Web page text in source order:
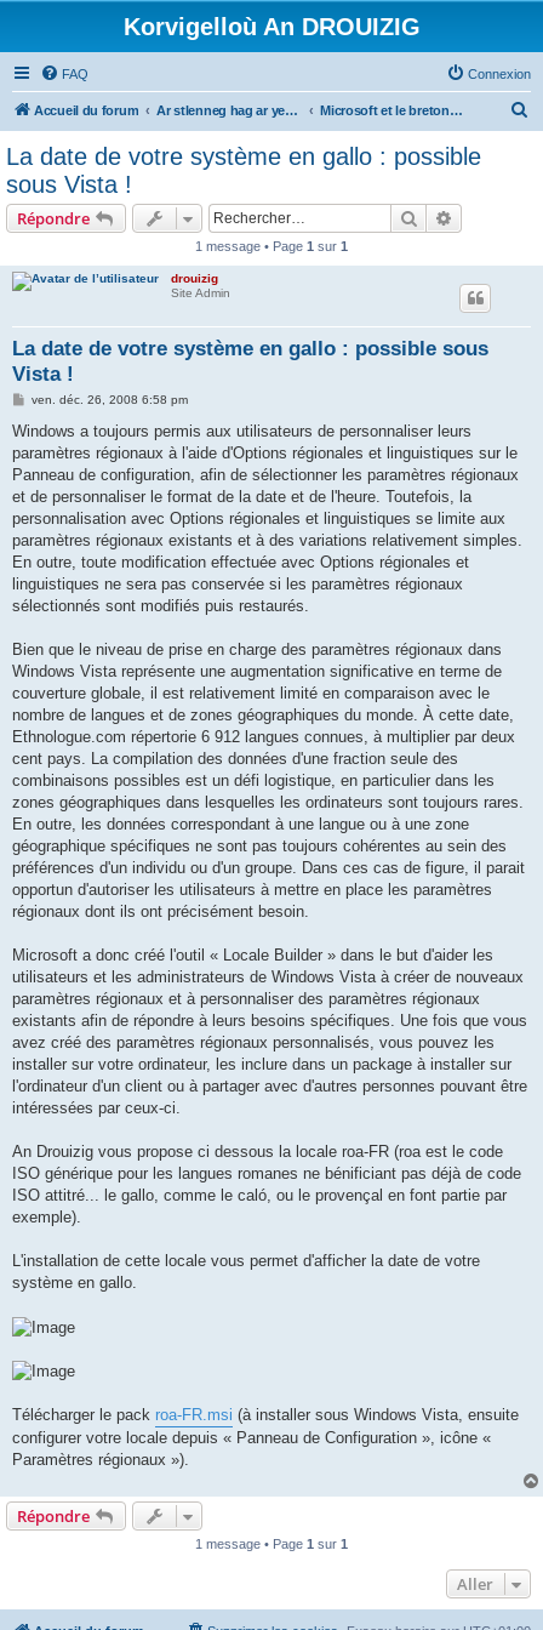
Korvigelloù An DROUIZIG
FAQ Connexion
Accueil du forum Ar stlenneg hag ar yezhoù bihan er bed a-bezh Microsoft et le breton - Microsoft and the Breton language
La date de votre système en gallo : possible
sous Vista !
Répondre Rechercher
1 message • Page 1 sur 1
drouizig
Site Admin
La date de votre système en gallo : possible sous
Vista !
M
s
a
g
ven. déc. 26, 2008 6:58 pm
Windows a toujours permis aux utilisateurs de personnaliser leurs
paramètres régionaux à l'aide d'Options régionales et linguistiques sur le
Panneau de configuration, afin de sélectionner les paramètres régionaux
et de personnaliser le format de la date et de l'heure. Toutefois, la
personnalisation avec Options régionales et linguistiques se limite aux
paramètres régionaux existants et à des variations relativement simples.
En outre, toute modification effectuée avec Options régionales et
linguistiques ne sera pas conservée si les paramètres régionaux
sélectionnés sont modifiés puis restaurés.
Bien que le niveau de prise en charge des paramètres régionaux dans
Windows Vista représente une augmentation significative en terme de
couverture globale, il est relativement limité en comparaison avec le
nombre de langues et de zones géographiques du monde. À cette date,
Ethnologue.com répertorie 6 912 langues connues, à multiplier par deux
cent pays. La compilation des données d'une fraction seule des
combinaisons possibles est un défi logistique, en particulier dans les
zones géographiques dans lesquelles les ordinateurs sont toujours rares.
En outre, les données correspondant à une langue ou à une zone
géographique spécifiques ne sont pas toujours cohérentes au sein des
préférences d'un individu ou d'un groupe. Dans ces cas de figure, il parait
opportun d'autoriser les utilisateurs à mettre en place les paramètres
régionaux dont ils ont précisément besoin.
Microsoft a donc créé l'outil « Locale Builder » dans le but d'aider les
utilisateurs et les administrateurs de Windows Vista à créer de nouveaux
paramètres régionaux et à personnaliser des paramètres régionaux
existants afin de répondre à leurs besoins spécifiques. Une fois que vous
avez créé des paramètres régionaux personnalisés, vous pouvez les
installer sur votre ordinateur, les inclure dans un package à installer sur
l'ordinateur d'un client ou à partager avec d'autres personnes pouvant être
intéressées par ceux-ci.
An Drouizig vous propose ci dessous la locale roa-FR (roa est le code
ISO générique pour les langues romanes ne bénificiant pas déjà de code
ISO attitré... le gallo, comme le caló, ou le provençal en font partie par
exemple).
L'installation de cette locale vous permet d'afficher la date de votre
système en gallo.
Télécharger le pack roa-FR.msi (à installer sous Windows Vista, ensuite
configurer votre locale depuis « Panneau de Configuration », icône «
Paramètres régionaux »).
Répondre
1 message • Page 1 sur 1
Aller